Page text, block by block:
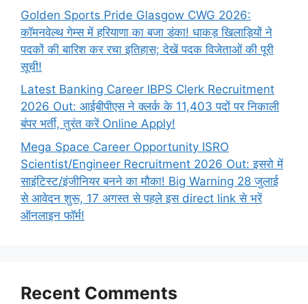
Golden Sports Pride Glasgow CWG 2026:
कॉमनवेल्थ गेम्स में हरियाणा का बजा डंका! धाकड़ खिलाड़ियों ने
पदकों की बारिश कर रचा इतिहास; देखें पदक विजेताओं की पूरी
सूची!
Latest Banking Career IBPS Clerk Recruitment
2026 Out: आईबीपीएस ने क्लर्क के 11,403 पदों पर निकाली
बंपर भर्ती, तुरंत करें Online Apply!
Mega Space Career Opportunity ISRO
Scientist/Engineer Recruitment 2026 Out: इसरो में
साइंटिस्ट/इंजीनियर बनने का मौका! Big Warning 28 जुलाई
से आवेदन शुरू, 17 अगस्त से पहले इस direct link से भरें
ऑनलाइन फॉर्म!
Recent Comments